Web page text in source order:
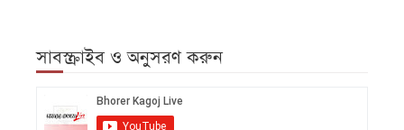
সাবস্ক্রাইব ও অনুসরণ করুন